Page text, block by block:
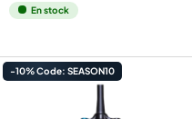
En stock
-10% Code: SEASON10